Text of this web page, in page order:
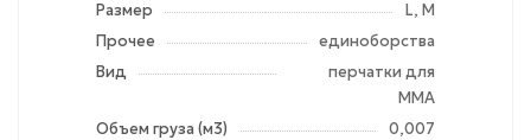
Размер
L, M
Прочее
единоборства
Вид
перчатки для
MMA
Объем груза (м3)
0,007